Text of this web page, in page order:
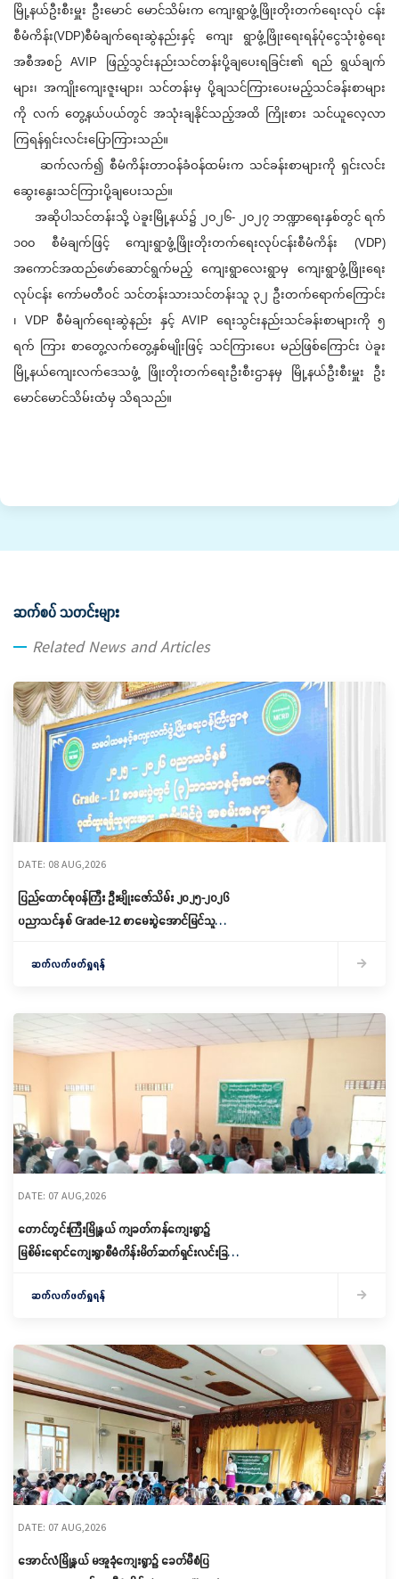
မြို့နယ်ဦးစီးမှူး ဦးမောင် မောင်သိမ်းက ကျေးရွာဖွံ့ဖြိုးတိုးတက်ရေးလုပ် ငန်း
စီမံကိန်း(VDP)စီမံချက်ရေးဆွဲနည်းနှင့် ကျေး ရွာဖွံ့ဖြိုးရေးရန်ပုံငွေသုံးစွဲရေး
အစီအစဉ် AVIP ဖြည့်သွင်းနည်းသင်တန်းပို့ချပေးရခြင်း၏ ရည် ရွယ်ချက်
များ၊ အကျိုးကျေးဇူးများ၊ သင်တန်းမှ ပို့ချသင်ကြားပေးမည့်သင်ခန်းစာများ
ကို လက် တွေ့နယ်ပယ်တွင် အသုံးချနိုင်သည့်အထိ ကြိုးစား သင်ယူလေ့လာ
ကြရန်ရှင်းလင်းပြောကြားသည်။
ဆက်လက်၍ စီမံကိန်းတာဝန်ခံဝန်ထမ်းက သင်ခန်းစာများကို ရှင်းလင်း
ဆွေးနွေးသင်ကြားပို့ချပေး‌သည်။
အဆိုပါသင်တန်းသို့ ပဲခူးမြို့နယ်၌ ၂၀၂၆- ၂၀၂၇ ဘဏ္ဍာရေးနှစ်တွင် ရက်
၁၀၀ စီမံချက်ဖြင့် ကျေးရွာဖွံ့ဖြိုးတိုးတက်ရေးလုပ်ငန်းစီမံကိန်း (VDP)
အကောင်အထည်ဖော်ဆောင်ရွက်မည့် ကျေးရွာလေးရွာမှ ကျေးရွာဖွံ့ဖြိုးရေး
လုပ်ငန်း ကော်မတီဝင် သင်တန်းသားသင်တန်းသူ ၃၂ ဦးတက်ရောက်ကြောင်း
၊ VDP စီမံချက်ရေးဆွဲနည်း နှင့် AVIP ရေးသွင်းနည်းသင်ခန်းစာများကို ၅
ရက် ကြား စာတွေ့လက်တွေ့နှစ်မျိုးဖြင့် သင်ကြားပေး မည်ဖြစ်ကြောင်း ပဲခူး
မြို့နယ်ကျေးလက်ဒေသဖွံ့ ဖြိုးတိုးတက်ရေးဦးစီးဌာနမှ မြို့နယ်ဦးစီးမှူး ဦး
မောင်မောင်သိမ်းထံမှ သိရသည်။
ဆက်စပ် သတင်းများ
Related News and Articles
DATE: 08 AUG,2026
ပြည်ထောင်စုဝန်ကြီး ဦးမျိုးဇော်သိမ်း ၂၀၂၅-၂၀၂၆
ပညာသင်နှစ် Grade-12 စာမေးပွဲအောင်မြင်သူများ
ဆက်လက်ဖတ်ရှုရန်
DATE: 07 AUG,2026
တောင်တွင်းကြီးမြို့နယ် ကျခတ်ကန်ကျေးရွာ၌
မြစိမ်းရောင်ကျေးရွာစီမံကိန်းမိတ်ဆက်ရှင်းလင်းခြင်း
ဆက်လက်ဖတ်ရှုရန်
DATE: 07 AUG,2026
အောင်လံမြို့နယ် မအူခုံကျေးရွာ၌ ခေတ်မီစံပြ